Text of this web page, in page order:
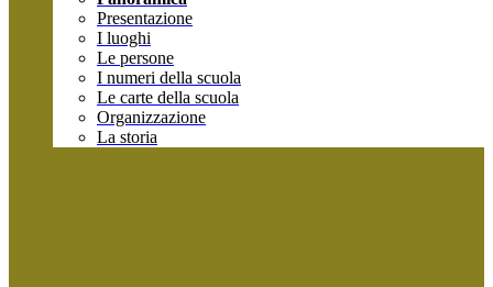
Presentazione
I luoghi
Le persone
I numeri della scuola
Le carte della scuola
Organizzazione
La storia